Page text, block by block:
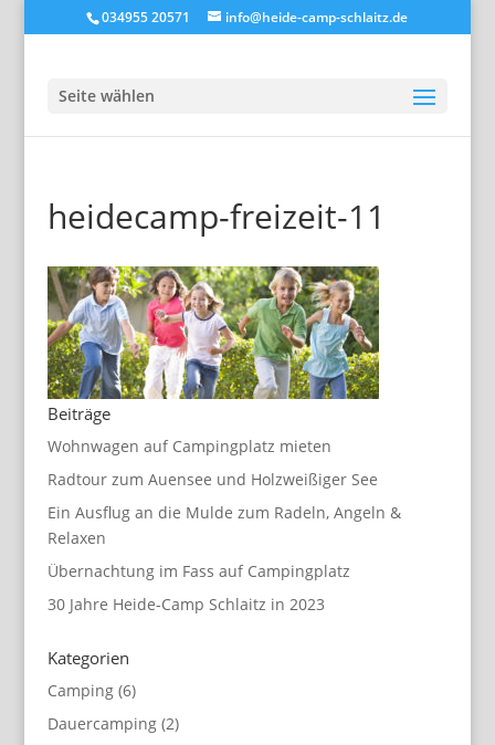
034955 20571 info@heide-camp-schlaitz.de
Seite wählen
heidecamp-freizeit-11
Beiträge
Wohnwagen auf Campingplatz mieten
Radtour zum Auensee und Holzweißiger See
Ein Ausflug an die Mulde zum Radeln, Angeln &
Relaxen
Übernachtung im Fass auf Campingplatz
30 Jahre Heide-Camp Schlaitz in 2023
Kategorien
Camping(6)
Dauercamping(2)